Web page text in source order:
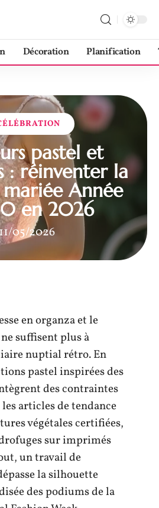
Décoration Planification
pastel et
: réinventer la
Année
en 2026
05/2026
en organza et le
suffisent plus à
nuptial rétro. En
pastel inspirées des
des contraintes
articles de tendance
végétales certifiées,
sur imprimés
un travail de
la silhouette
des podiums de la